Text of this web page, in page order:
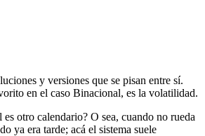
y versiones que se pisan entre sí.
en el caso Binacional, es la volatilidad.
otro calendario? O sea, cuando no rueda
ya era tarde; acá el sistema suele